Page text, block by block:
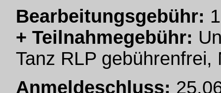
Bearbeitungsgebühr:
+ Teilnahmegebühr:
Tanz RLP
Anmeldeschluss: